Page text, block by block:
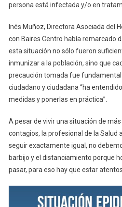
persona está infectada y/o en
Inés Muñoz, Directora Asociada del
con Baires Centro había remarcado
esta situación no sólo fueron
inmunizar a la población, sino que
precaución tomada fue fundamental
ciudadano y ciudadana “ha
medidas y ponerlas en práctica”.
A pesar de vivir una situación de
contagios, la profesional de la Salud
seguir exactamente igual, no
barbijo y el distanciamiento porque
pasar, para eso hay que estar